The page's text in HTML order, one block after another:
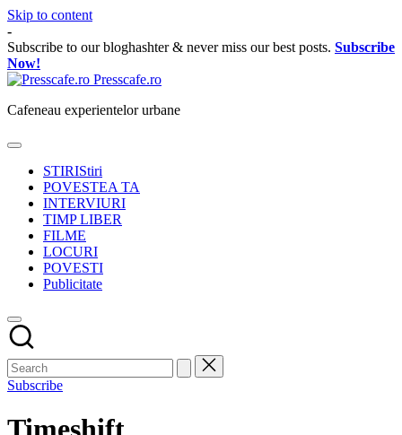
Skip to content
-
Subscribe to our bloghashter & never miss our best posts. Subscribe
Now!
Presscafe.ro
Cafeneau experientelor urbane
STIRIStiri
POVESTEA TA
INTERVIURI
TIMP LIBER
FILME
LOCURI
POVESTI
Publicitate
Subscribe